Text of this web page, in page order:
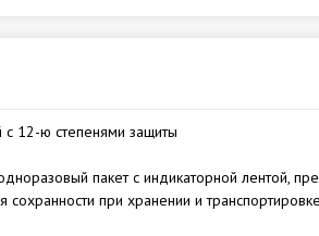
12-ю степенями защиты
пакет с индикаторной лентой,
при хранении и